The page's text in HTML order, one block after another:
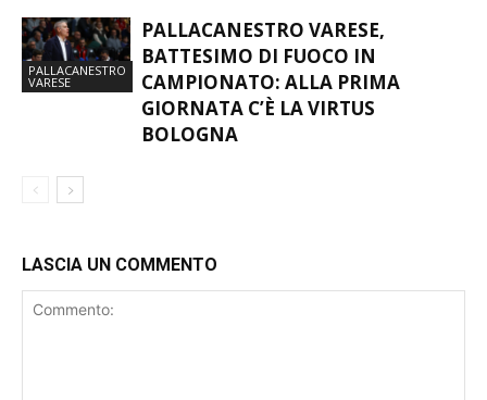
PALLACANESTRO
VARESE
PALLACANESTRO VARESE,
BATTESIMO DI FUOCO IN
CAMPIONATO: ALLA PRIMA
GIORNATA C’È LA VIRTUS
BOLOGNA
LASCIA UN COMMENTO